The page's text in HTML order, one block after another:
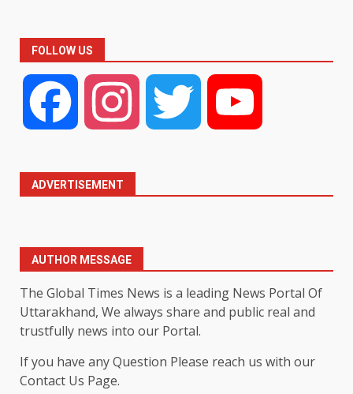
FOLLOW US
Facebook Instagram Twitter
ADVERTISEMENT
AUTHOR MESSAGE
The Global Times News is a leading News Portal Of
Uttarakhand, We always share and public real and
trustfully news into our Portal.
If you have any Question Please reach us with our
Contact Us Page.